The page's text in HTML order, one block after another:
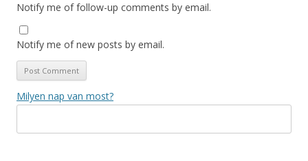
Notify me of follow-up comments by email.
Notify me of new posts by email.
Milyen nap van most?